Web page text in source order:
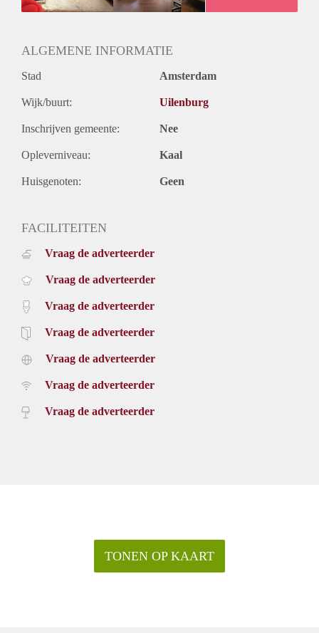
ALGEMENE INFORMATIE
Stad Amsterdam
Wijk/buurt: Uilenburg
Inschrijven gemeente: Nee
Opleverniveau: Kaal
Huisgenoten: Geen
FACILITEITEN
Vraag de adverteerder
Vraag de adverteerder
Vraag de adverteerder
Vraag de adverteerder
Vraag de adverteerder
Vraag de adverteerder
Vraag de adverteerder
TONEN OP KAART